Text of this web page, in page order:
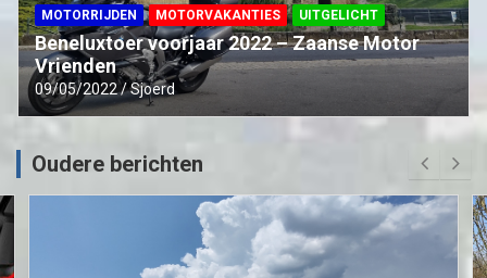
MOTORRIJDEN MOTORVAKANTIES UITGELICHT
Beneluxtoer voorjaar 2022 – Zaanse Motor
Vrienden
09/05/2022 Sjoerd
Oudere berichten